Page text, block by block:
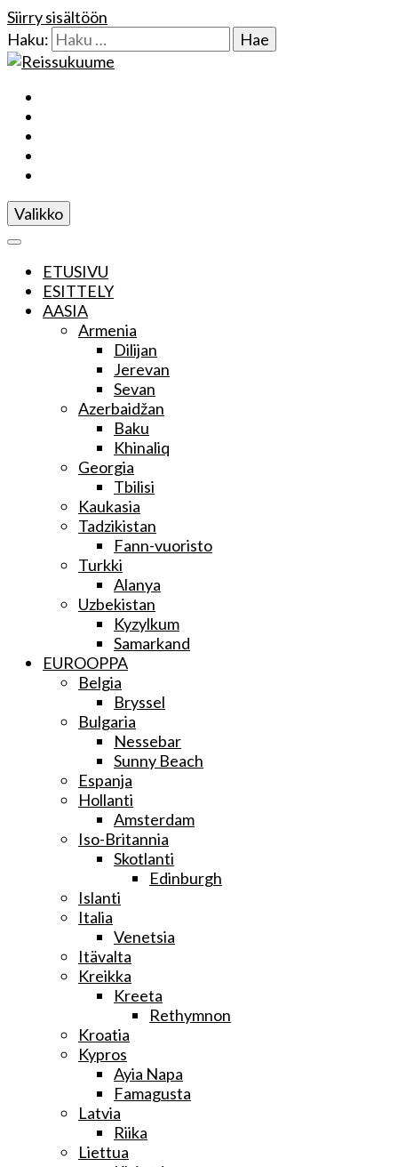
Siirry sisältöön
Haku:
Reissukuume
Valikko
ETUSIVU
ESITTELY
AASIA
Armenia
Dilijan
Jerevan
Sevan
Azerbaidžan
Baku
Khinaliq
Georgia
Tbilisi
Kaukasia
Tadzikistan
Fann-vuoristo
Turkki
Alanya
Uzbekistan
Kyzylkum
Samarkand
EUROOPPA
Belgia
Bryssel
Bulgaria
Nessebar
Sunny Beach
Espanja
Hollanti
Amsterdam
Iso-Britannia
Skotlanti
Edinburgh
Islanti
Italia
Venetsia
Itävalta
Kreikka
Kreeta
Rethymnon
Kroatia
Kypros
Ayia Napa
Famagusta
Latvia
Riika
Liettua